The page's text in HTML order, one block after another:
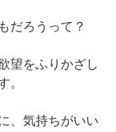
だろうって？
望をふりかざし
。
、気持ちがいい